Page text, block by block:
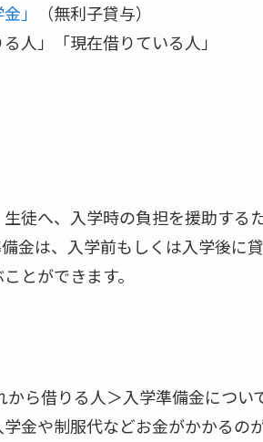
」
（無利子貸与）
人」「現在借りている人」
徒へ、入学時の負担を援助する
金は、入学前もしくは入学後に
とができます。
から借りる人＞入学準備金につい
金や制服代などお金がかかるの